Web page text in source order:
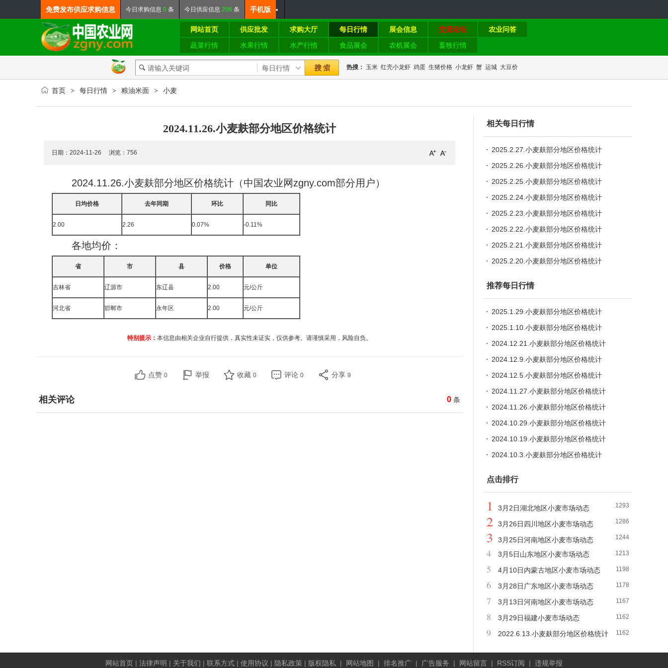
免费发布供应求购信息 今日 求购信息 0 条 今日 供应信息 206 条 手机版
网站首页 供应批发 求购大厅 每日行情 展会信息 交流论坛
农业问答
蔬菜行情
水果行情 水产行情 食品展会 农机展会 畜牧行情
热搜： 玉米 红壳小龙虾 鸡蛋 生猪价格 小龙虾 蟹 运城 大豆价
首页 > 每日行情 > 粮油米面 > 小麦
2024.11.26.小麦麸部分地区价格统计
日期：2024-11-26 浏览： 756
2024.11.26.小麦麸部分地区价格统计（中国农业网zgny.com部分用户）
日均价格 去年同期 环比 同比
2.00 2.26 0.07% -0.11%
各地均价：
省 市 县 价格 单位
吉林省 辽源市 东辽县 2.00 元/公斤
河北省 邯郸市 永年区 2.00 元/公斤
特别提示： 本信息由相关企业自行提供，真实性未证实，仅供参考。请谨慎采用，风险自负。
点赞 0 举报 收藏 0 评论 0 分享 9
0 条
相关评论
相关每日行情
2025.2.27.小麦麸部分地区价格统计
2025.2.26.小麦麸部分地区价格统计
2025.2.25.小麦麸部分地区价格统计
2025.2.24.小麦麸部分地区价格统计
2025.2.23.小麦麸部分地区价格统计
2025.2.22.小麦麸部分地区价格统计
2025.2.21.小麦麸部分地区价格统计
2025.2.20.小麦麸部分地区价格统计
推荐每日行情
2025.1.29.小麦麸部分地区价格统计
2025.1.10.小麦麸部分地区价格统计
2024.12.21.小麦麸部分地区价格统计
2024.12.9.小麦麸部分地区价格统计
2024.12.5.小麦麸部分地区价格统计
2024.11.27.小麦麸部分地区价格统计
2024.11.26.小麦麸部分地区价格统计
2024.10.29.小麦麸部分地区价格统计
2024.10.19.小麦麸部分地区价格统计
2024.10.3.小麦麸部分地区价格统计
点击排行
1293
1 3月2日湖北地区小麦市场动态
1286
2 3月26日四川地区小麦市场动态
1244
3 3月25日河南地区小麦市场动态
1213
4 3月5日山东地区小麦市场动态
1198
5 4月10日内蒙古地区小麦市场动态
1178
6 3月28日广东地区小麦市场动态
1167
7 3月13日河南地区小麦市场动态
1162
8 3月29日福建小麦市场动态
1162
9 2022.6.13.小麦麸部分地区价格统计
网站首页 | 法律声明 | 关于我们 | 联系方式 | 使用协议 | 隐私政策 | 版权隐私 | 网站地图 | 排名推广 | 广告服务 | 网站留言 | RSS订阅 | 违规举报